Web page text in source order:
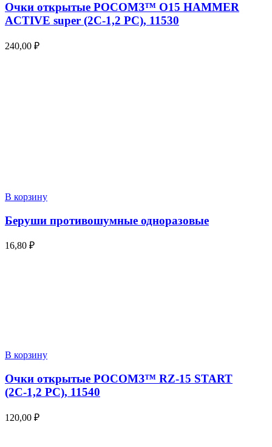
Очки открытые РОСОМЗ™ О15 HAMMER
ACTIVE super (2С-1,2 PC), 11530
240,00 ₽
В корзину
Беруши противошумные одноразовые
16,80 ₽
В корзину
Очки открытые РОСОМЗ™ RZ-15 START
(2С-1,2 PС), 11540
120,00 ₽